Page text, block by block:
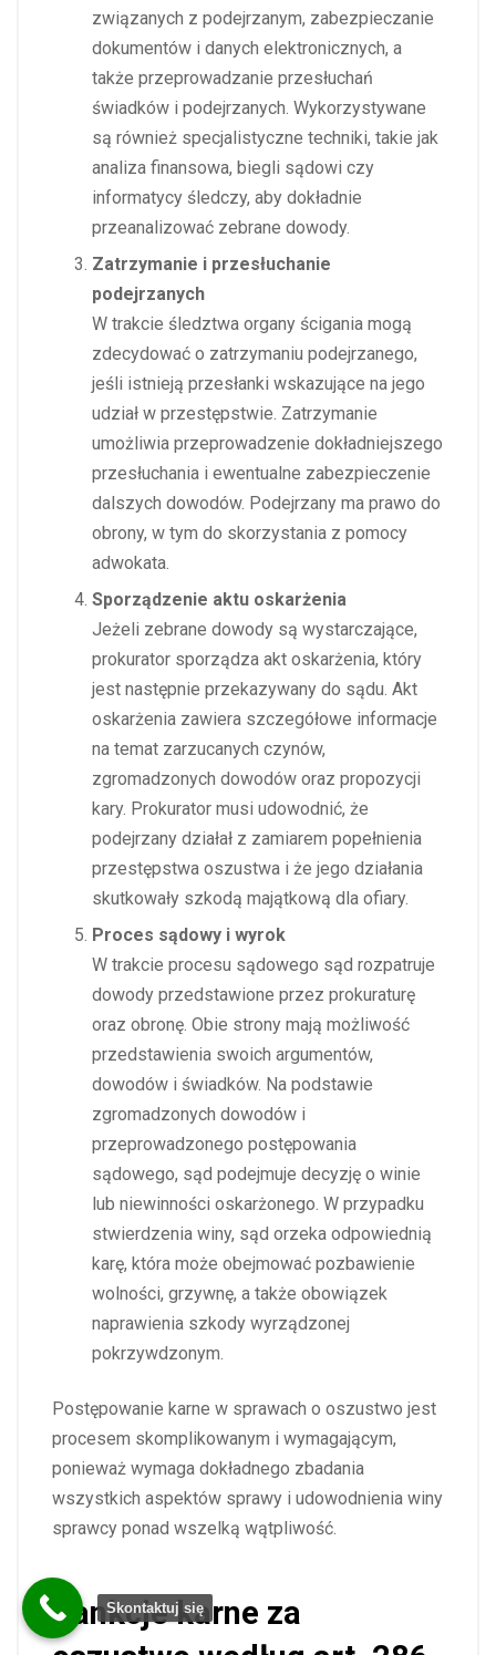
związanych z podejrzanym, zabezpieczanie
dokumentów i danych elektronicznych, a
także przeprowadzanie przesłuchań
świadków i podejrzanych. Wykorzystywane
są również specjalistyczne techniki, takie jak
analiza finansowa, biegli sądowi czy
informatycy śledczy, aby dokładnie
przeanalizować zebrane dowody.
Zatrzymanie i przesłuchanie
podejrzanych
W trakcie śledztwa organy ścigania mogą
zdecydować o zatrzymaniu podejrzanego,
jeśli istnieją przesłanki wskazujące na jego
udział w przestępstwie. Zatrzymanie
umożliwia przeprowadzenie dokładniejszego
przesłuchania i ewentualne zabezpieczenie
dalszych dowodów. Podejrzany ma prawo do
obrony, w tym do skorzystania z pomocy
adwokata.
Sporządzenie aktu oskarżenia
Jeżeli zebrane dowody są wystarczające,
prokurator sporządza akt oskarżenia, który
jest następnie przekazywany do sądu. Akt
oskarżenia zawiera szczegółowe informacje
na temat zarzucanych czynów,
zgromadzonych dowodów oraz propozycji
kary. Prokurator musi udowodnić, że
podejrzany działał z zamiarem popełnienia
przestępstwa oszustwa i że jego działania
skutkowały szkodą majątkową dla ofiary.
Proces sądowy i wyrok
W trakcie procesu sądowego sąd rozpatruje
dowody przedstawione przez prokuraturę
oraz obronę. Obie strony mają możliwość
przedstawienia swoich argumentów,
dowodów i świadków. Na podstawie
zgromadzonych dowodów i
przeprowadzonego postępowania
sądowego, sąd podejmuje decyzję o winie
lub niewinności oskarżonego. W przypadku
stwierdzenia winy, sąd orzeka odpowiednią
karę, która może obejmować pozbawienie
wolności, grzywnę, a także obowiązek
naprawienia szkody wyrządzonej
pokrzywdzonym.
Postępowanie karne w sprawach o oszustwo jest
procesem skomplikowanym i wymagającym,
ponieważ wymaga dokładnego zbadania
wszystkich aspektów sprawy i udowodnienia winy
sprawcy ponad wszelką wątpliwość.
Sankcje karne za
Skontaktuj się